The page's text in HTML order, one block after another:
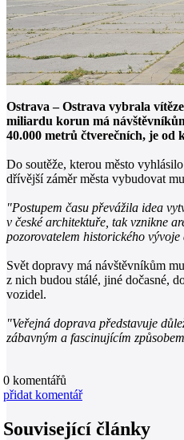
Ostrava – Ostrava vybrala
miliardu korun má
40.000 metrů čtverečních, je od
Do soutěže, kterou město
dřívější záměr města vybudovat
"Postupem času převážila idea
v české architektuře, tak vznikne
pozorovatelem historického
Svět dopravy má návštěvníkům
z nich budou stálé, jiné dočasné,
vozidel.
"Veřejná doprava představuje
zábavným a fascinujícím
0 komentářů
přidat komentář
Související články